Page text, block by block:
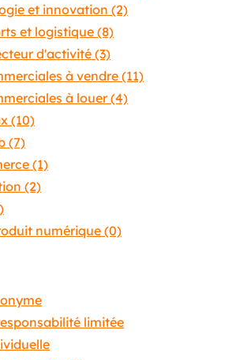
et innovation (2)
et logistique(8)
d'activité (3)
à vendre(11)
à louer(4)
(10)
(7)
(1)
(2)
numérique (0)
limitée